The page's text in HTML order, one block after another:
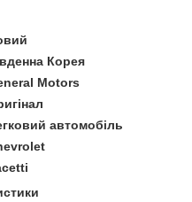
Корея
Motors
автомобіль